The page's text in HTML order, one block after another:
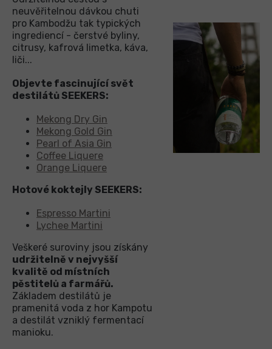
neuvěřitelnou dávkou chuti
pro Kambodžu tak typických
ingrediencí - čerstvé byliny,
citrusy, kafrová limetka, káva,
liči...
Objevte fascinující svět
destilátů SEEKERS:
Mekong Dry Gin
Mekong Gold Gin
Pearl of Asia Gin
Coffee Liquere
Orange Liquere
Hotové koktejly SEEKERS:
Espresso Martini
Lychee Martini
Veškeré suroviny jsou získány
udržitelně v nejvyšší
kvalitě od místních
pěstitelů a farmářů.
Základem destilátů je
pramenitá voda z hor Kampotu
a destilát vzniklý fermentací
manioku.